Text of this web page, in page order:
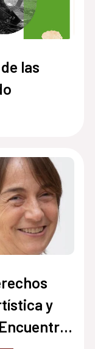
las
y